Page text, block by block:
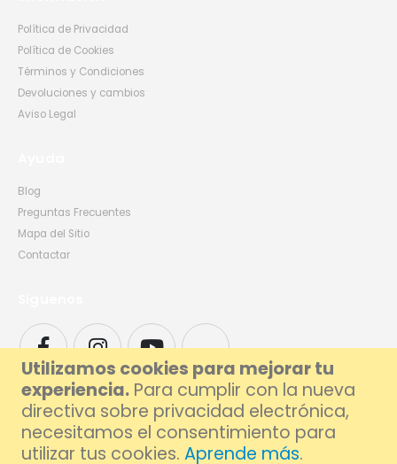
Utilizamos cookies para mejorar tu
experiencia. Para cumplir con la nueva
directiva sobre privacidad electrónica,
necesitamos el consentimiento para
utilizar tus cookies. Aprende más.
Política de Privacidad
Política de Cookies
Términos y Condiciones
Devoluciones y cambios
Aviso Legal
Blog
Preguntas Frecuentes
Mapa del Sitio
Contactar
© 2026 Foxlive - Especialistas en Reparación de Móviles y Ordenadores en